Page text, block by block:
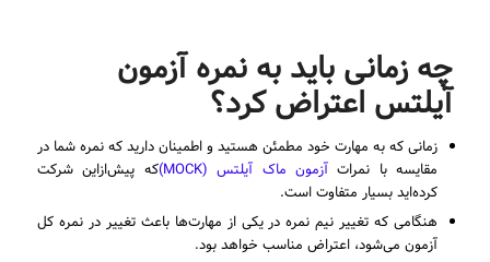
چه زمانی باید به نمره آزمون
آیلتس اعتراض کرد؟
زمانی که به مهارت خود مطمئن هستید و اطمینان دارید که نمره شما در
مقایسه با نمرات آزمون ماک آیلتس (MOCK)
که پیش‌ازاین شرکت
کرده‌اید بسیار متفاوت است.
هنگامی که تغییر نیم نمره در یکی از مهارت‌ها باعث تغییر در نمره کل
آزمون می‌شود، اعتراض مناسب خواهد بود.